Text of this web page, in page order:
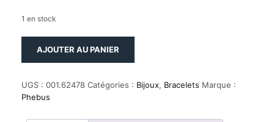
1 en stock
acier
316l,
AJOUTER AU PANIER
UGS : 001.62478 Catégories : Bijoux, Bracelets Marque :
Phebus